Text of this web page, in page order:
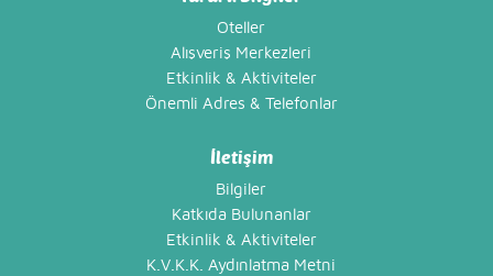
Oteller
Alışveriş Merkezleri
Etkinlik & Aktiviteler
Önemli Adres & Telefonlar
İletişim
Bilgiler
Katkıda Bulunanlar
Etkinlik & Aktiviteler
K.V.K.K. Aydınlatma Metni